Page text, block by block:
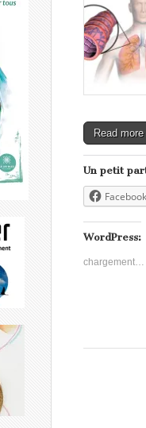
Read
Un petit
Facebook
WordPress:
chargement…